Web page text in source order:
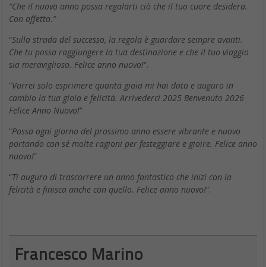
“Che il nuovo anno possa regalarti ciò che il tuo cuore desidera.
Con affetto.”
“Sulla strada del successo, la regola è guardare sempre avanti.
Che tu possa raggiungere la tua destinazione e che il tuo viaggio
sia meraviglioso. Felice anno nuovo!“.
“Vorrei solo esprimere quanta gioia mi hai dato e auguro in
cambio la tua gioia e felicità. Arrivederci 2025 Benvenuto 2026
Felice Anno Nuovo!”
“Possa ogni giorno del prossimo anno essere vibrante e nuovo
portando con sé molte ragioni per festeggiare e gioire. Felice anno
nuovo!”
“Ti auguro di trascorrere un anno fantastico che inizi con la
felicità e finisca anche con quello. Felice anno nuovo!“.
Francesco Marino